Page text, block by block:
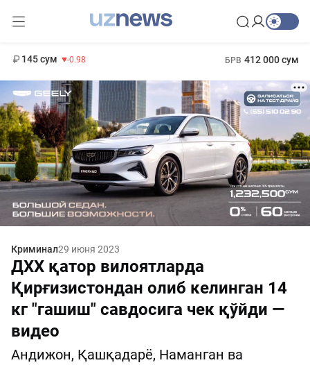
145 сум -0.98 БРВ 412 000 сум
Криминал29 июня 2023
ДХХ қатор вилоятларда
Қирғизистондан олиб келинган 14
кг "гашиш" савдосига чек қўйди —
видео
Андижон, Қашқадарё, Наманган ва